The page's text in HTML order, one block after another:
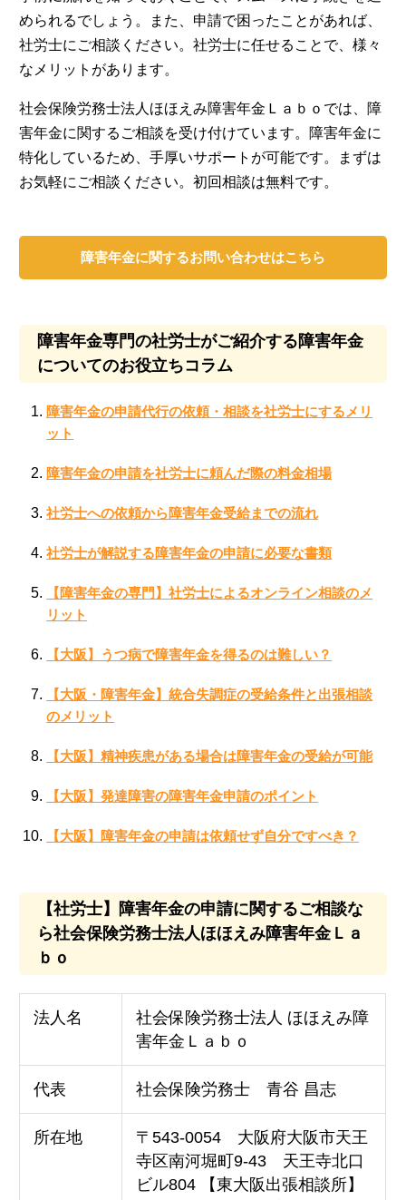
められるでしょう。また、申請で困ったことがあれば、
社労士にご相談ください。社労士に任せることで、様々
なメリットがあります。
社会保険労務士法人ほほえみ障害年金Ｌａｂｏでは、障
害年金に関するご相談を受け付けています。障害年金に
特化しているため、手厚いサポートが可能です。まずは
お気軽にご相談ください。初回相談は無料です。
障害年金に関するお問い合わせはこちら
障害年金専門の社労士がご紹介する障害年金
についてのお役立ちコラム
障害年金の申請代行の依頼・相談を社労士にするメリ
ット
障害年金の申請を社労士に頼んだ際の料金相場
社労士への依頼から障害年金受給までの流れ
社労士が解説する障害年金の申請に必要な書類
【障害年金の専門】社労士によるオンライン相談のメ
リット
【大阪】うつ病で障害年金を得るのは難しい？
【大阪・障害年金】統合失調症の受給条件と出張相談
のメリット
【大阪】精神疾患がある場合は障害年金の受給が可能
【大阪】発達障害の障害年金申請のポイント
【大阪】障害年金の申請は依頼せず自分ですべき？
【社労士】障害年金の申請に関するご相談な
ら社会保険労務士法人ほほえみ障害年金Ｌａ
ｂｏ
法人名
社会保険労務士法人 ほほえみ障
害年金Ｌａｂｏ
代表 社会保険労務士 青谷 昌志
所在地
〒543-0054 大阪府大阪市天王
寺区南河堀町9-43 天王寺北口
ビル804 【東大阪出張相談所】